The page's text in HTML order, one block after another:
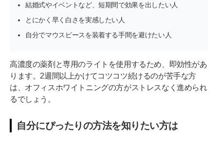
結婚式やイベントなど、短期間で効果を出したい人
とにかく早く白さを実感したい人
自分でマウスピースを装着する手間を避けたい人
高濃度の薬剤と専用のライトを使用するため、即効性があ
ります。2週間以上かけてコツコツ続けるのが苦手な方
は、オフィスホワイトニングの方がストレスなく進められ
るでしょう。
自分にぴったりの方法を知りたい方は